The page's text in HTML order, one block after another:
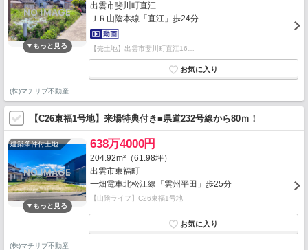
出雲市斐川町直江
ＪＲ山陰本線「直江」歩24分
【売土地】出雲市斐川町直江16…
(株)マチリブ不動産
【C26東福1号地】来場特典付き■県道232号線から80ｍ！
建築条件付土地 638万4000円
204.92m²（61.98坪）
出雲市東福町
一畑電車北松江線「雲州平田」歩25分
【山陰ライフ】C26東福1号地
(株)マチリブ不動産